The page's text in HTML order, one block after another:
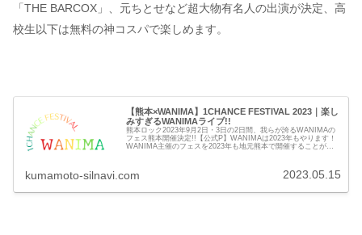
「THE BARCOX」、元ちとせなど超大物有名人の出演が決定、高
校生以下は無料の神コスパで楽しめます。
【熊本×WANIMA】1CHANCE FESTIVAL 2023｜楽し
みすぎるWANIMAライブ!!
熊本ロック2023年9月2日・3日の2日間、我らが誇るWANIMAの
フェス熊本開催決定!!【公式P】WANIMAは2023年もやります！
WANIMA主催のフェスを2023年も地元熊本で開催することが決
kumamoto-silnavi.com 2023.05.15